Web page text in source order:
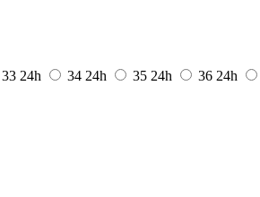
33 24h 34 24h 35 24h 36 24h